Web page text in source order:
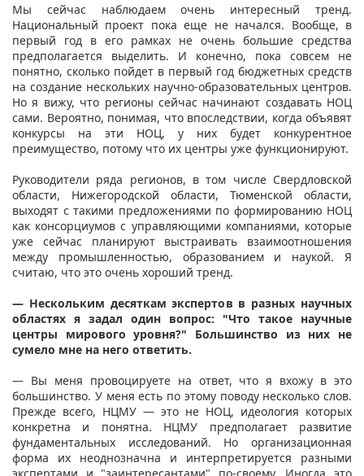
Мы сейчас наблюдаем очень интересный тренд.
Национальный проект пока еще не начался. Вообще, в
первый год в его рамках не очень большие средства
предполагается выделить. И конечно, пока совсем не
понятно, сколько пойдет в первый год бюджетных средств
на создание нескольких научно-образовательных центров.
Но я вижу, что регионы сейчас начинают создавать НОЦ
сами. Вероятно, понимая, что впоследствии, когда объявят
конкурсы на эти НОЦ, у них будет конкурентное
преимущество, потому что их центры уже функционируют.
Руководители ряда регионов, в том числе Свердловской
области, Нижегородской области, Тюменской области,
выходят с такими предложениями по формированию НОЦ
как консорциумов с управляющими компаниями, которые
уже сейчас планируют выстраивать взаимоотношения
между промышленностью, образованием и наукой. Я
считаю, что это очень хороший тренд.
— Нескольким десяткам экспертов в разных научных
областях я задал один вопрос: "Что такое научные
центры мирового уровня?" Большинство из них не
сумело мне на него ответить.
— Вы меня провоцируете на ответ, что я вхожу в это
большинство. У меня есть по этому поводу несколько слов.
Прежде всего, НЦМУ — это не НОЦ, идеология которых
конкретна и понятна. НЦМУ предполагает развитие
фундаментальных исследований. Но организационная
форма их неоднозначна и интерпретируется разными
экспертами и "заинтересантами" по-своему. Иногда это